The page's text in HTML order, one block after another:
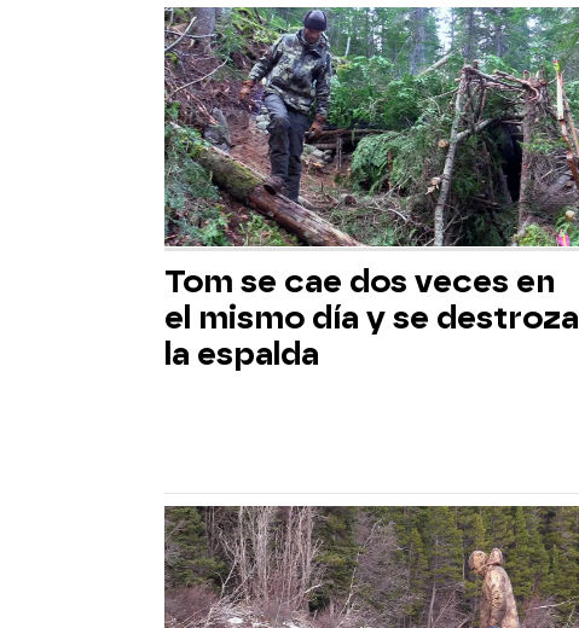
Tom se cae dos veces en
el mismo día y se destroza
la espalda